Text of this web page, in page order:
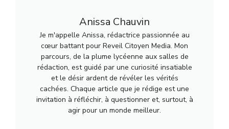
Anissa Chauvin
Je m'appelle Anissa, rédactrice passionnée au
cœur battant pour Reveil Citoyen Media. Mon
parcours, de la plume lycéenne aux salles de
rédaction, est guidé par une curiosité insatiable
et le désir ardent de révéler les vérités
cachées. Chaque article que je rédige est une
invitation à réfléchir, à questionner et, surtout, à
agir pour un monde meilleur.